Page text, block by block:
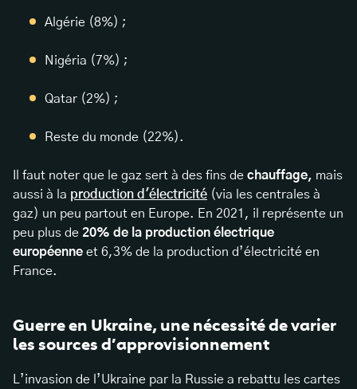
Algérie (8%) ;
Nigéria (7%) ;
Qatar (2%) ;
Reste du monde (22%).
Il faut noter que le gaz sert à des fins de chauffage, mais
aussi à la production d'électricité (via les centrales à
gaz) un peu partout en Europe. En 2021, il représente un
peu plus de 20% de la production électrique
européenne et 6,3% de la production d’électricité en
France.
Guerre en Ukraine, une nécessité de varier
les sources d’approvisionnement
L’invasion de l’Ukraine par la Russie a rebattu les cartes